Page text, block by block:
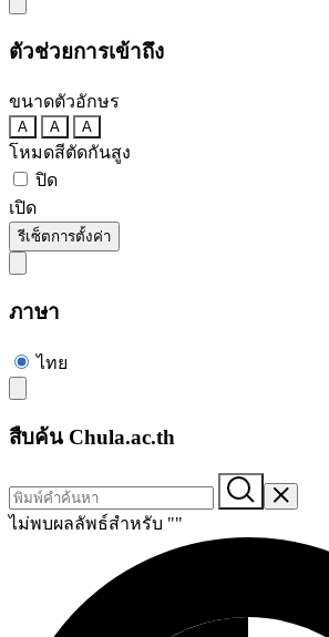
ตัวช่วยการเข้าถึง
ขนาดตัวอักษร
A A A
โหมดสีตัดกันสูง
ปิด
เปิด
รีเซ็ตการตั้งค่า
ภาษา
ไทย
สืบค้น Chula.ac.th
ไม่พบผลลัพธ์สำหรับ ""